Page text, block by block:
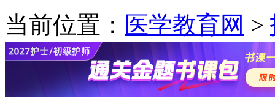
当前位置： 医学教育网 >